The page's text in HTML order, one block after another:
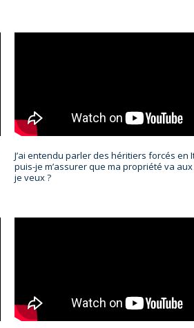
J’ai entendu parler des héritiers forcés en
puis-je m’assurer que ma propriété va
je veux ?